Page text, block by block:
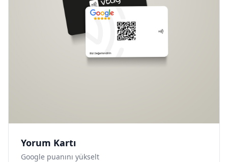
Yorum Kartı
Google puanını yükselt